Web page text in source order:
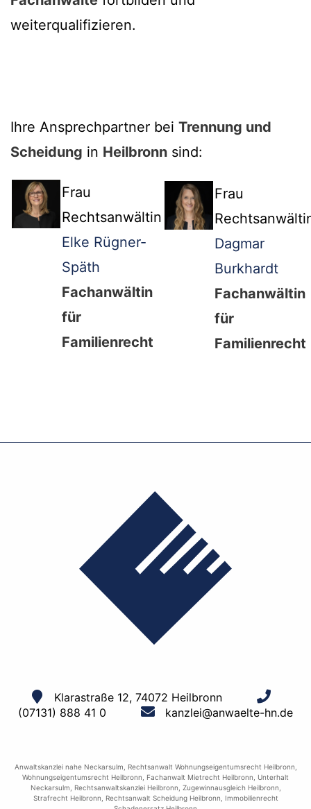
weiterqualifizieren.
Ihre Ansprechpartner bei Trennung und
Scheidung in Heilbronn sind:
Frau
Rechtsanwältin
Elke Rügner-
Späth
Fachanwältin
für
Familienrecht
Frau
Dagmar
Burkhardt
Fachanwältin
für
Familienrecht
Klarastraße 12, 74072 Heilbronn
(07131) 888 41 0
kanzlei@anwaelte-hn.de
Anwaltskanzlei nahe Neckarsulm Rechtsanwalt Wohnungseigentumsrecht Heilbronn
Wohnungseigentumsrecht Heilbronn
Fachanwalt Mietrecht Heilbronn
Unterhalt
Neckarsulm
Rechtsanwaltskanzlei Heilbronn Zugewinnausgleich Heilbronn
Strafrecht Heilbronn
Rechtsanwalt Scheidung Heilbronn
Immobilienrecht